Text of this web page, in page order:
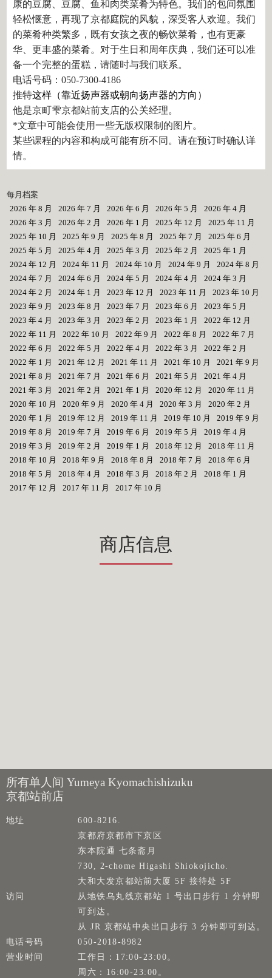
康的豆腐、豆腐、鱼和肉类菜肴为特色。我们的包间氛围
轻松惬意，再现了京都庭院的风貌，深受客人欢迎。我们
的菜肴种类繁多，既有女孩之夜的畅饮菜肴，也有更豪
华、更丰盛的菜肴。对于生日和周年庆典，我们还可以准
备一个完整的蛋糕，请随时与我们联系。
电话号码：050-7300-4186
推特这样（靠近扬声器或朝向扬声器的方向）
他是京町雫京都站前支店的公关经理。
*文章中可能会使用一些无版权限制的图片。
某些课程的内容和构成可能有所不同。请在预订时确认详
情。
每月档案
2026 年 8 月
2026 年 7 月 2026 年 6 月 2026 年 5 月
2026 年 4 月
2026 年 3 月
2026 年 2 月 2026 年 1 月 2025 年 12 月
2025 年 11 月
2025 年 10 月
2025 年 9 月 2025 年 8 月 2025 年 7 月
2025 年 6 月
2025 年 5 月
2025 年 4 月 2025 年 3 月 2025 年 2 月
2025 年 1 月
2024 年 12 月
2024 年 11 月 2024 年 10 月 2024 年 9 月
2024 年 8 月
2024 年 7 月
2024 年 6 月 2024 年 5 月 2024 年 4 月
2024 年 3 月
2024 年 2 月
2024 年 1 月 2023 年 12 月 2023 年 11 月
2023 年 10 月
2023 年 9 月
2023 年 8 月 2023 年 7 月 2023 年 6 月
2023 年 5 月
2023 年 4 月
2023 年 3 月 2023 年 2 月 2023 年 1 月
2022 年 12 月
2022 年 11 月
2022 年 10 月 2022 年 9 月 2022 年 8 月
2022 年 7 月
2022 年 6 月
2022 年 5 月 2022 年 4 月 2022 年 3 月
2022 年 2 月
2022 年 1 月
2021 年 12 月 2021 年 11 月 2021 年 10 月
2021 年 9 月
2021 年 8 月
2021 年 7 月 2021 年 6 月 2021 年 5 月
2021 年 4 月
2021 年 3 月
2021 年 2 月 2021 年 1 月 2020 年 12 月
2020 年 11 月
2020 年 10 月
2020 年 9 月 2020 年 4 月 2020 年 3 月
2020 年 2 月
2020 年 1 月
2019 年 12 月 2019 年 11 月 2019 年 10 月
2019 年 9 月
2019 年 8 月
2019 年 7 月 2019 年 6 月 2019 年 5 月
2019 年 4 月
2019 年 3 月
2019 年 2 月 2019 年 1 月 2018 年 12 月
2018 年 11 月
2018 年 10 月
2018 年 9 月 2018 年 8 月 2018 年 7 月
2018 年 6 月
2018 年 5 月
2018 年 4 月 2018 年 3 月 2018 年 2 月
2018 年 1 月
2017 年 12 月
2017 年 11 月 2017 年 10 月
商店信息
所有单人间 Yumeya Kyomachishizuku
京都站前店
地址
600-8216.
京都府京都市下京区
东本院通 七条斋月
730, 2-chome Higashi Shiokojicho.
大和大发京都站前大厦 5F 接待处 5F
访问
从地铁乌丸线京都站 1 号出口步行 1 分钟即
可到达。
从 JR 京都站中央出口步行 3 分钟即可到达。
电话号码
050-2018-8982
营业时间
工作日：17:00-23:00。
周六：16:00-23:00。